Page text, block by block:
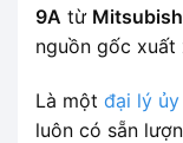
9A từ
nguồn gốc xuất
Là một đại lý
luôn có sẵn